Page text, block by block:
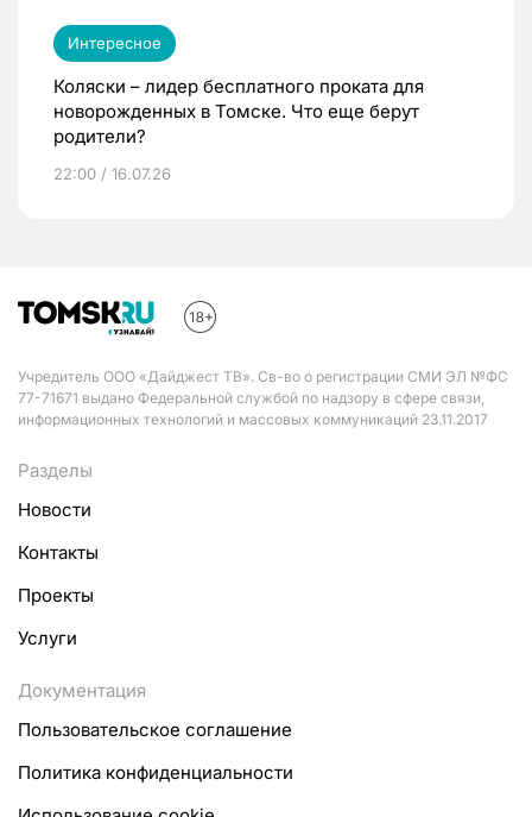
Интересное
Коляски – лидер бесплатного проката для
новорожденных в Томске. Что еще берут
родители?
22:00 / 16.07.26
Учредитель ООО «Дайджест ТВ». Св-во о регистрации СМИ ЭЛ №ФС
77-71671 выдано Федеральной службой по надзору в сфере связи,
информационных технологий и массовых коммуникаций 23.11.2017
Разделы
Новости
Контакты
Проекты
Услуги
Документация
Пользовательское соглашение
Политика конфиденциальности